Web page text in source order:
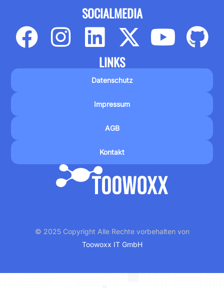
SOCIALMEDIA
LINKS
Datenschutz
Impressum
AGB
Kontakt
© 2025 Copyright Alle Rechte vorbehalten von
Toowoxx IT GmbH